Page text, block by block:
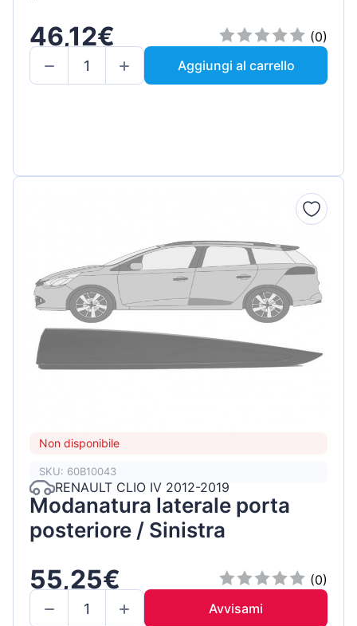
46,12€
(0)
Aggiungi al carrello
Non disponibile
SKU: 60B10043
RENAULT CLIO IV 2012-2019
Modanatura laterale porta
posteriore / Sinistra
55,25€
(0)
Avvisami